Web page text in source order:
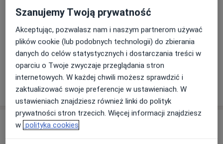
27/07/2022
Usługi i ceny
Szanujemy Twoją prywatność
Akceptując, pozwalasz nam i naszym partnerom używać
plików cookie (lub podobnych technologii) do zbierania
danych do celów statystycznych i dostarczania treści w
oparciu o Twoje zwyczaje przeglądania stron
internetowych. W każdej chwili możesz sprawdzić i
zaktualizować swoje preferencje w ustawieniach. W
ustawieniach znajdziesz również linki do polityk
prywatności stron trzecich. Więcej informacji znajdziesz
w polityka cookies